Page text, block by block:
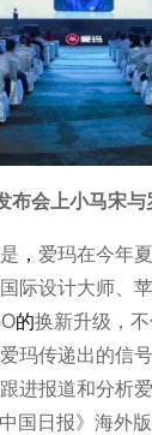
布会上小马宋与
， 爱玛在今年
际设计大师、
的换新升级，
玛传递出的信
进报道和分析
国日报》海外